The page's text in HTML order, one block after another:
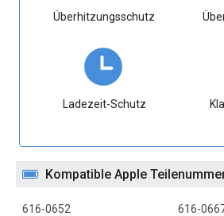
Überhitzungsschutz
Ladezeit-Schutz
Kompatible Apple
616-0652 616-